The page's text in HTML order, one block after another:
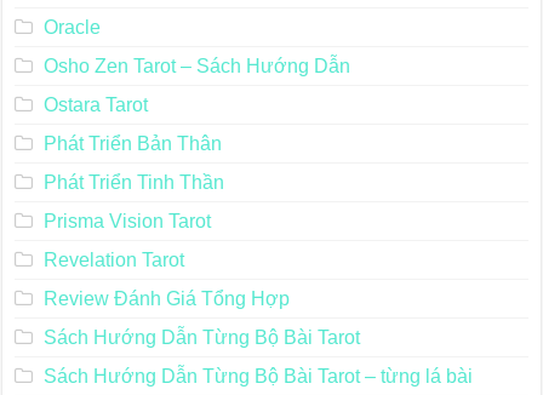
Oracle
Osho Zen Tarot – Sách Hướng Dẫn
Ostara Tarot
Phát Triển Bản Thân
Phát Triển Tinh Thần
Prisma Vision Tarot
Revelation Tarot
Review Đánh Giá Tổng Hợp
Sách Hướng Dẫn Từng Bộ Bài Tarot
Sách Hướng Dẫn Từng Bộ Bài Tarot – từng lá bài